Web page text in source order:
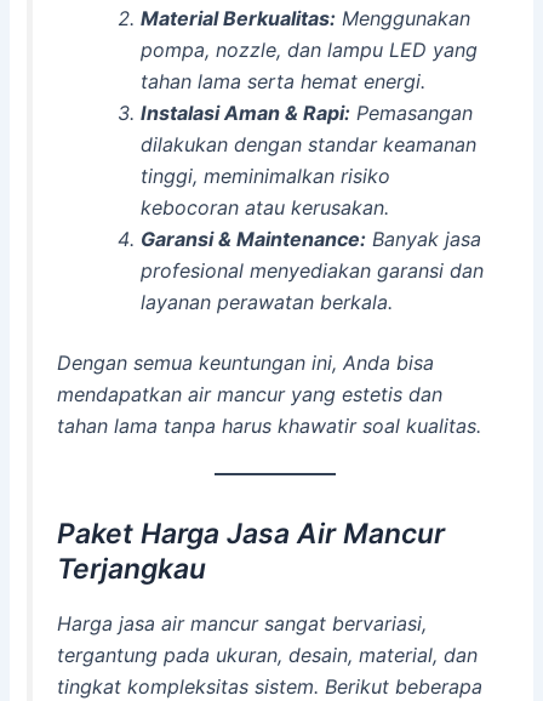
Material Berkualitas:Menggunakan
pompa, nozzle, dan lampu LED yang
tahan lama serta hemat energi.
Instalasi Aman & Rapi:Pemasangan
dilakukan dengan standar keamanan
tinggi, meminimalkan risiko
kebocoran atau kerusakan.
Garansi & Maintenance:Banyak jasa
profesional menyediakan garansi dan
layanan perawatan berkala.
Dengan semua keuntungan ini, Anda bisa
mendapatkan air mancur yang estetis dan
tahan lama tanpa harus khawatir soal kualitas.
Paket Harga Jasa Air Mancur
Terjangkau
Harga jasa air mancur sangat bervariasi,
tergantung pada ukuran, desain, material, dan
tingkat kompleksitas sistem. Berikut beberapa